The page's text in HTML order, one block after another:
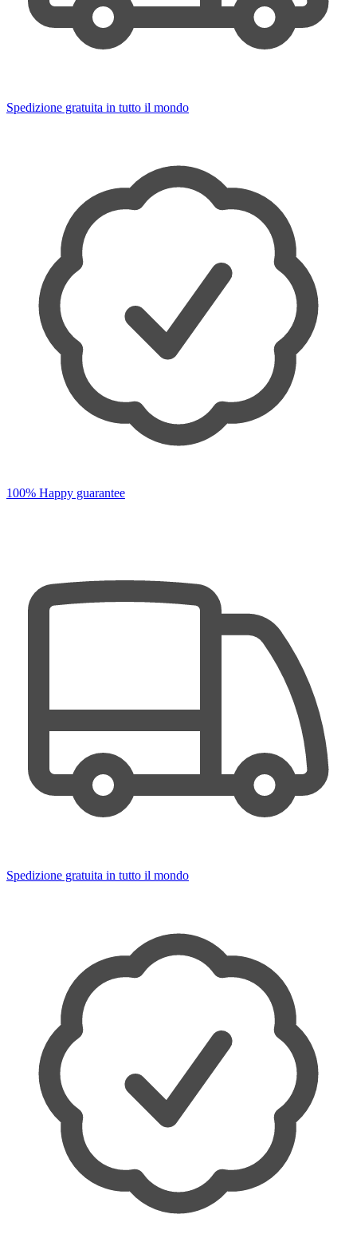
Spedizione gratuita in tutto il mondo
100% Happy guarantee
Spedizione gratuita in tutto il mondo